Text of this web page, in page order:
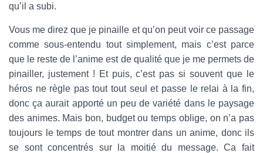
qu’il a subi.
Vous me direz que je pinaille et qu’on peut voir ce passage
comme sous-entendu tout simplement, mais c’est parce
que le reste de l’anime est de qualité que je me permets de
pinailler, justement ! Et puis, c’est pas si souvent que le
héros ne règle pas tout tout seul et passe le relai à la fin,
donc ça aurait apporté un peu de variété dans le paysage
des animes. Mais bon, budget ou temps oblige, on n’a pas
toujours le temps de tout montrer dans un anime, donc ils
se sont concentrés sur la moitié du message. Ca fait